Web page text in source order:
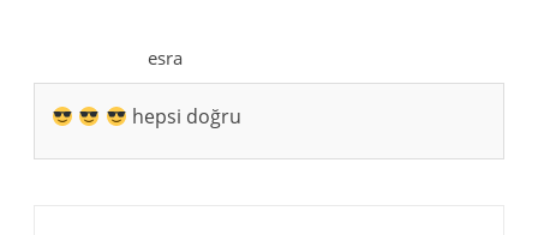
esra
hepsi doğru